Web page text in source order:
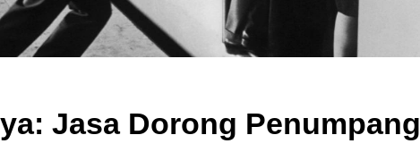
Jasa Dorong Penumpang